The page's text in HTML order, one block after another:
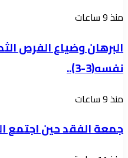
يصبح
العلم
طريقاً
إلى
المستقبل
البرهان
الفرص
الثمينة:
يحاور
الانسان
منذ 9 ساعات
البرهان وضياع الفرص
نفسه(3-3)..
جمعة
حين
منذ 9 ساعات
جمعة الفقد حين اجتمع